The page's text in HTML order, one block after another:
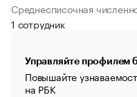
Среднесписочная
1 сотрудник
Управляйте профилем
Повышайте
на РБК